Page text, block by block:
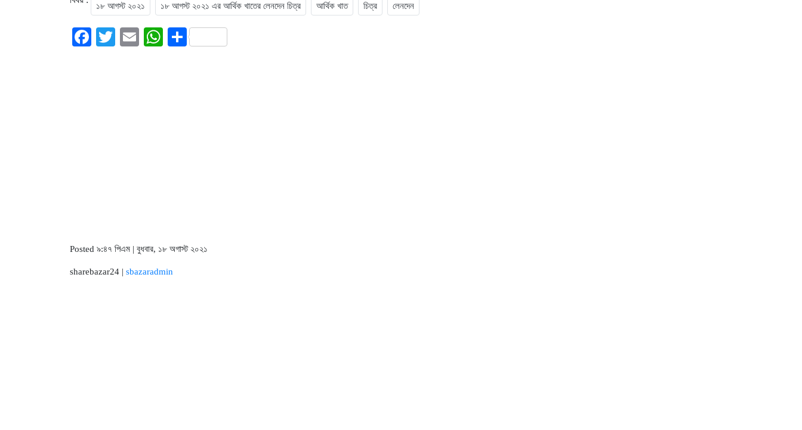
১৮ আগস্ট ২০২১ ১৮ আগস্ট ২০২১ এর আর্থিক খাতের লেনদেন চিত্র আর্থিক খাত চিত্র লেনদেন
Facebook
TwitterEmailWhatsApp
Share
Posted ৯:৪৭ পিএম | বুধবার, ১৮ অগাস্ট ২০২১
sharebazar24 | sbazaradmin